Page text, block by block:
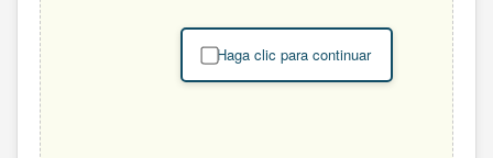
Haga clic para continuar